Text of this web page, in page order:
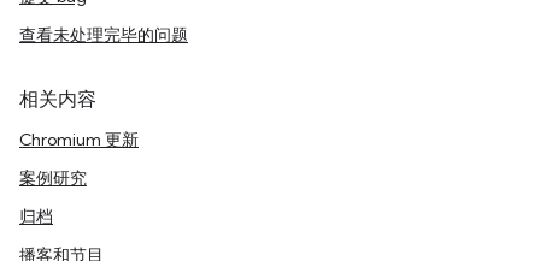
查看未处理完毕的问题
相关内容
Chromium 更新
案例研究
归档
播客和节目